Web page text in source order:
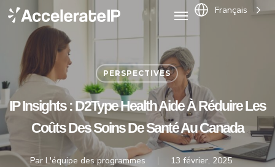
Skip
content
Menu Français
PERSPECTIVES
IP Insights : D2Type Health Aide À Réduire Les
Coûts Des Soins De Santé Au Canada
Par L'équipe des programmes 13 février, 2025